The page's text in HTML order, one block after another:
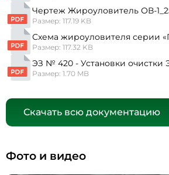
Чертеж Жироуловитель ОВ-
Размер: 117.19 KB
Схема жироуловителя серии
Размер: 117.32 KB
ЭЗ № 420 - Установки очистки
Размер: 1.70 MB
Скачать всю документацию
Фото и видео